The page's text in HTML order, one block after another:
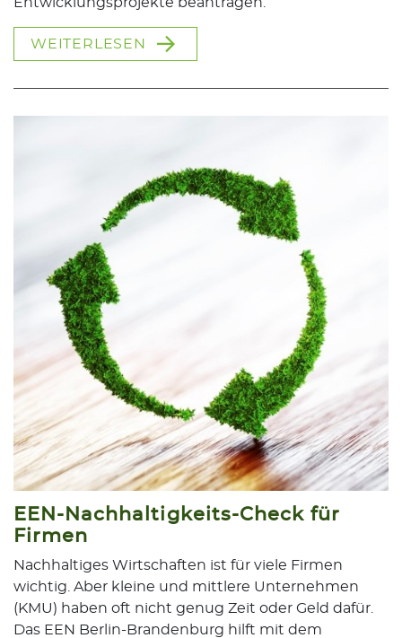
WEITERLESEN
EEN-Nachhaltigkeits-Check für
Firmen
Nachhaltiges Wirtschaften ist für viele Firmen
wichtig. Aber kleine und mittlere Unternehmen
(KMU) haben oft nicht genug Zeit oder Geld dafür.
Das EEN Berlin-Brandenburg hilft mit dem